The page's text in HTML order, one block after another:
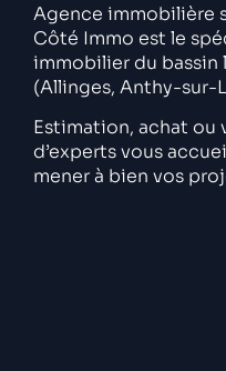
Agence immobilière
Côté Immo est le
immobilier du bassin
(Allinges, Anthy-sur-
Estimation, achat ou
d’experts vous
mener à bien vos